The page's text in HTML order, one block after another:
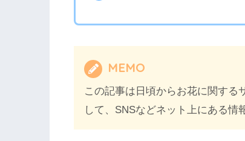
MEMO
この記事は日頃からお花に関する
して、SNSなどネット上にある情